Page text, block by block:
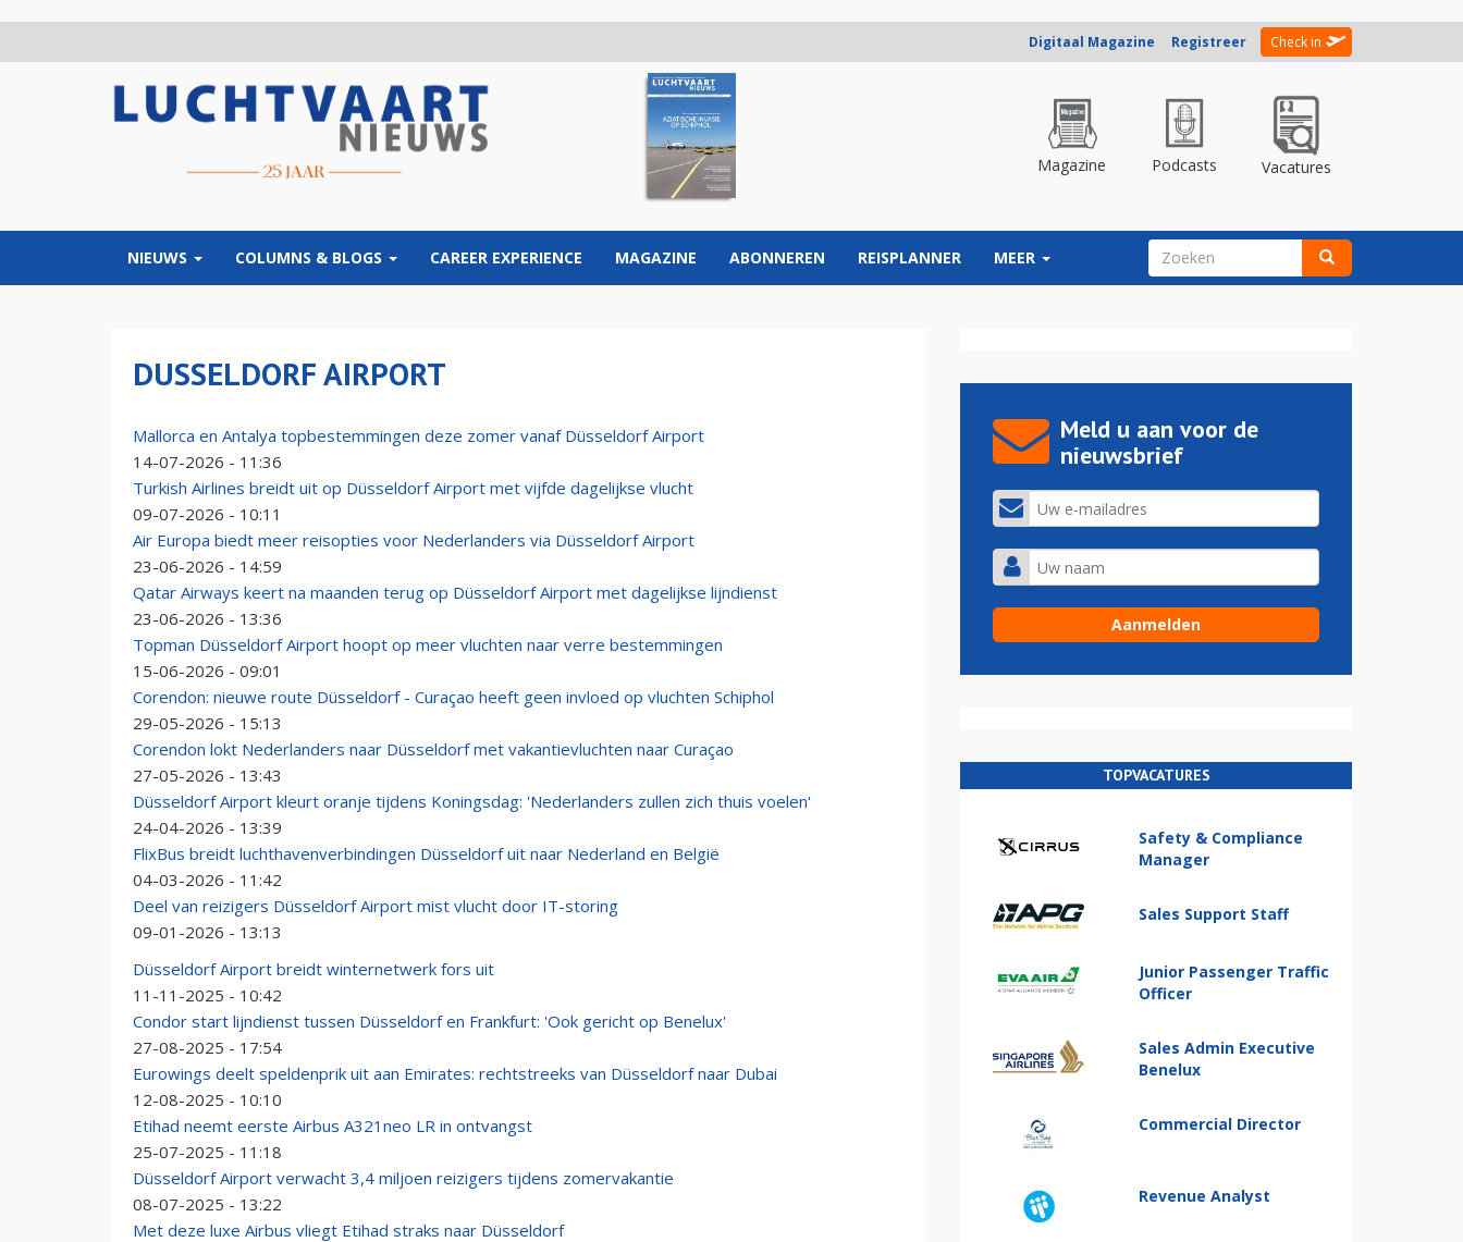
Digitaal Magazine Registreer Check in
Magazine Podcasts Vacatures
NIEUWS COLUMNS & BLOGS CAREER EXPERIENCE MAGAZINE ABONNEREN REISPLANNER MEER ZOEKVELD
DUSSELDORF AIRPORT
Mallorca en Antalya topbestemmingen deze zomer vanaf Düsseldorf Airport
14-07-2026 - 11:36
Turkish Airlines breidt uit op Düsseldorf Airport met vijfde dagelijkse vlucht
09-07-2026 - 10:11
Air Europa biedt meer reisopties voor Nederlanders via Düsseldorf Airport
23-06-2026 - 14:59
Qatar Airways keert na maanden terug op Düsseldorf Airport met dagelijkse lijndienst
23-06-2026 - 13:36
Topman Düsseldorf Airport hoopt op meer vluchten naar verre bestemmingen
15-06-2026 - 09:01
Corendon: nieuwe route Düsseldorf - Curaçao heeft geen invloed op vluchten Schiphol
29-05-2026 - 15:13
Corendon lokt Nederlanders naar Düsseldorf met vakantievluchten naar Curaçao
27-05-2026 - 13:43
Düsseldorf Airport kleurt oranje tijdens Koningsdag: 'Nederlanders zullen zich thuis voelen'
24-04-2026 - 13:39
FlixBus breidt luchthavenverbindingen Düsseldorf uit naar Nederland en België
04-03-2026 - 11:42
Deel van reizigers Düsseldorf Airport mist vlucht door IT-storing
09-01-2026 - 13:13
Düsseldorf Airport breidt winternetwerk fors uit
11-11-2025 - 10:42
Condor start lijndienst tussen Düsseldorf en Frankfurt: 'Ook gericht op Benelux'
27-08-2025 - 17:54
Eurowings deelt speldenprik uit aan Emirates: rechtstreeks van Düsseldorf naar Dubai
12-08-2025 - 10:10
Etihad neemt eerste Airbus A321neo LR in ontvangst
25-07-2025 - 11:18
Düsseldorf Airport verwacht 3,4 miljoen reizigers tijdens zomervakantie
08-07-2025 - 13:22
Met deze luxe Airbus vliegt Etihad straks naar Düsseldorf
Meld u aan voor de
nieuwsbrief
TOPVACATURES
Safety & Compliance
Manager
Sales Support Staff
Junior Passenger Traffic
Officer
Sales Admin Executive
Benelux
Commercial Director
Revenue Analyst